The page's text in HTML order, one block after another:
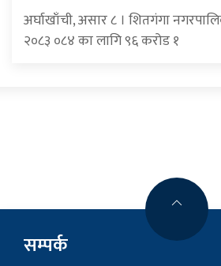
अर्घाखाँची, असार ८ । शितगंगा
२०८३ ०८४ का लागि ९६ करोड १
सम्पर्क